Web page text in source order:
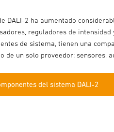
DALI-2 ha aumentado
reguladores de intensidad
de sistema, tienen una
de un solo proveedor: sensores,
del sistema DALI-2